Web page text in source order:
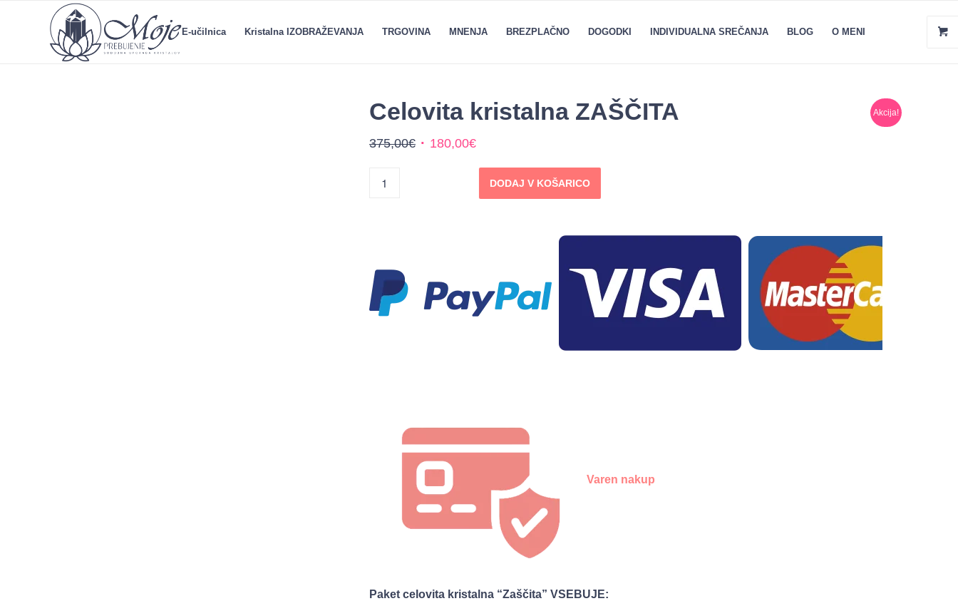
E-učilnica Kristalna IZOBRAŽEVANJA TRGOVINA MNENJA BREZPLAČNO DOGODKI INDIVIDUALNA SREČANJA BLOG O MENI
Akcija!
Celovita kristalna ZAŠČITA
375,00€ Izvirna
180,00€Trenutna
DODAJ V KOŠARICO
Varen nakup
Paket celovita kristalna “Zaščita” VSEBUJE: